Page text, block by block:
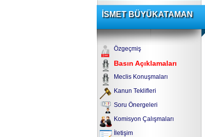
İSMET BÜYÜKATAMAN
Özgeçmiş
Basın Açıklamaları
Meclis Konuşmaları
Kanun Teklifleri
Soru Önergeleri
Komisyon Çalışmaları
İletişim